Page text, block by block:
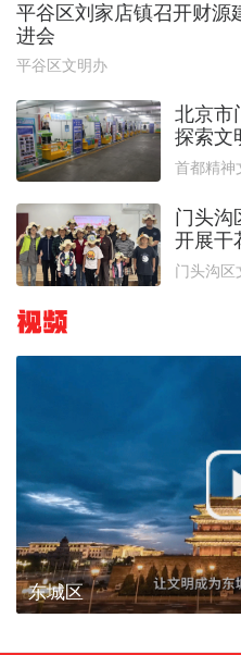
平谷区刘家店镇召开财源
进会
平谷区文明办
北京市
探索文
径
门头沟
开展干
门头沟区
视频
东城区